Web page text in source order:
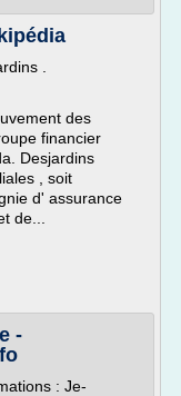
.
des
financier
Desjardins
, soit
d' assurance
de...
-
: Je-